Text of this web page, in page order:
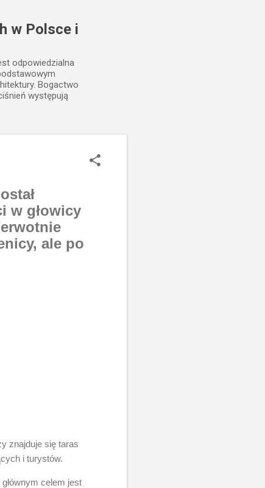
w Polsce i
odpowiedzialna
Bogactwo
występują
w głowicy
ale po
znajduje się taras
i turystów.
celem jest